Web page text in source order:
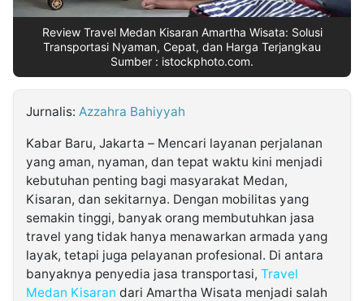
Kabarbaru.co
Kabarbaru
Media
Review Travel Medan Kisaran Amartha Wisata: Solusi
Transportasi Nyaman, Cepat, dan Harga Terjangkau
Sumber : istockphoto.com.
Jurnalis: Azzahra Bahiyyah
Kabar Baru, Jakarta – Mencari layanan perjalanan
yang aman, nyaman, dan tepat waktu kini menjadi
kebutuhan penting bagi masyarakat Medan,
Kisaran, dan sekitarnya. Dengan mobilitas yang
semakin tinggi, banyak orang membutuhkan jasa
travel yang tidak hanya menawarkan armada yang
layak, tetapi juga pelayanan profesional. Di antara
banyaknya penyedia jasa transportasi, Travel
Medan Kisaran dari Amartha Wisata menjadi salah